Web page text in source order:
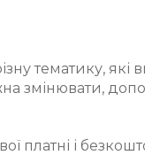
тематику,
змінювати,
платні і